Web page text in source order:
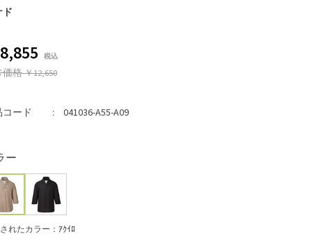
価格￥12,650
ード 041036-A55-A09
ー
れたカラー：ｱｸｲﾛ